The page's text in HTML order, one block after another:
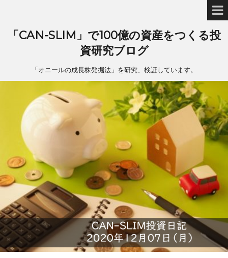
「CAN-SLIM」で100億の資産をつくる投
資研究ブログ
「オニールの成長株発掘法」を研究、検証しています。